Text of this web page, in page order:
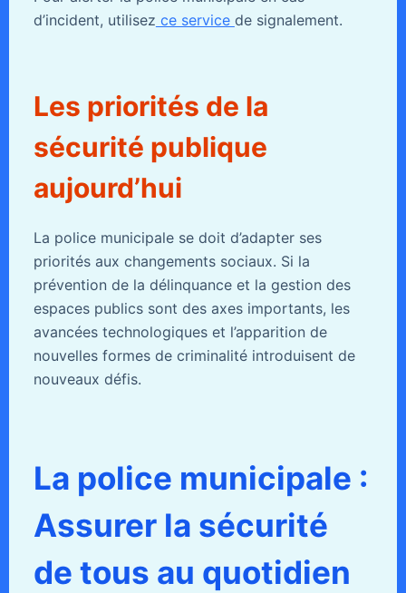
d’incident, utilisez ce service de signalement.
Les priorités de la
sécurité publique
aujourd’hui
La police municipale se doit d’adapter ses
priorités aux changements sociaux. Si la
prévention de la délinquance et la gestion des
espaces publics sont des axes importants, les
avancées technologiques et l’apparition de
nouvelles formes de criminalité introduisent de
nouveaux défis.
La police municipale :
Assurer la sécurité
de tous au quotidien